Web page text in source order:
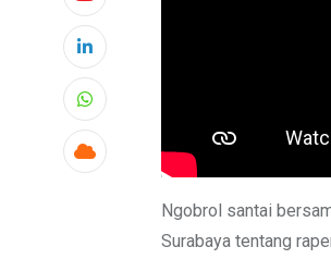
Ngobrol santai
Surabaya tentang